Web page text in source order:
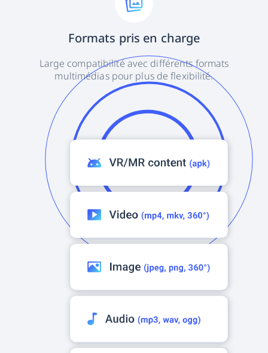
Formats pris en charge
Large compatibilité avec différents formats
multimédias pour plus de flexibilité.